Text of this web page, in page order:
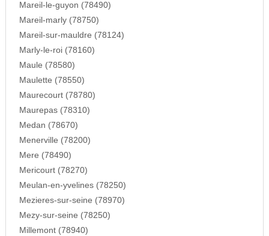
Mareil-le-guyon (78490)
Mareil-marly (78750)
Mareil-sur-mauldre (78124)
Marly-le-roi (78160)
Maule (78580)
Maulette (78550)
Maurecourt (78780)
Maurepas (78310)
Medan (78670)
Menerville (78200)
Mere (78490)
Mericourt (78270)
Meulan-en-yvelines (78250)
Mezieres-sur-seine (78970)
Mezy-sur-seine (78250)
Millemont (78940)